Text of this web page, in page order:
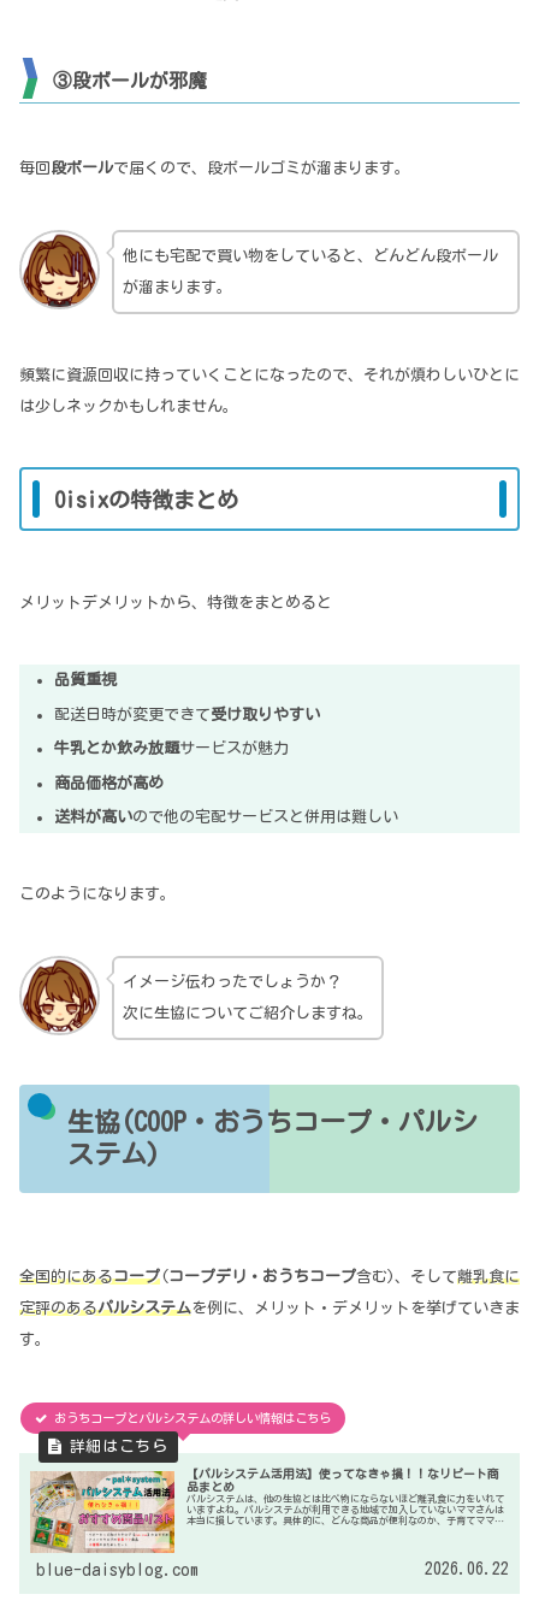
③段ボールが邪魔
毎回 段ボールで届くので、段ボールゴミが溜まります。
他にも宅配で買い物をしていると、どんどん段ボール
が溜まります。
頻繁に資源回収に持っていくことになったので、それが煩わしいひとに
は少しネックかもしれません。
Oisixの特徴まとめ
メリットデメリットから、特徴をまとめると
品質重視
配送日時が変更できて受け取りやすい
牛乳とか飲み放題サービスが魅力
商品価格が高め
送料が高いので他の宅配サービスと併用は難しい
このようになります。
イメージ伝わったでしょうか？
次に生協についてご紹介しますね。
生協(COOP・おうちコープ・パルシ
ステム)
全国的にあるコープ(コープデリ・おうちコープ含む)、そして離乳食に
定評のあるパルシステムを例に、メリット・デメリットを挙げていきま
す。
おうちコープとパルシステムの詳しい情報はこちら
【パルシステム活用法】使ってなきゃ損！！なリピート商
品まとめ
パルシステムは、他の生協とは比べ物にならないほど離乳食に力をいれて
いますよね。パルシステムが利用できる地域で加入していないママさんは
本当に損しています。具体的に、どんな商品が便利なのか、子育てママに
blue-daisyblog.com 2026.06.22